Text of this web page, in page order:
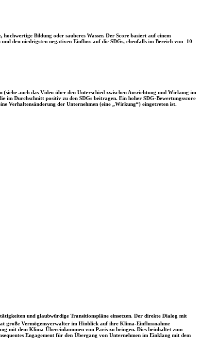
Bildung oder sauberes Wasser. Der Score basiert auf einem
den niedrigsten negativen Einfluss auf die SDGs, ebenfalls im Bereich von -10
auch das Video über den Unterschied zwischen Ausrichtung und Wirkung im
im Durchschnitt positiv zu den SDGs beitragen. Ein hoher SDG-Bewertungsscore
Verhaltensänderung der Unternehmen (eine „Wirkung“) eingetreten ist.
und glaubwürdige Transitionspläne einsetzen. Der direkte Dialog mit
große Vermögensverwalter im Hinblick auf ihre Klima-Einflussnahme
mit dem Klima-Übereinkommen von Paris zu bringen. Dies beinhaltet zum
Engagement für den Übergang von Unternehmen im Einklang mit dem